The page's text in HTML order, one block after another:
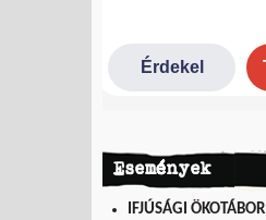
Események
IFJÚSÁGI ÖKOTÁBOR